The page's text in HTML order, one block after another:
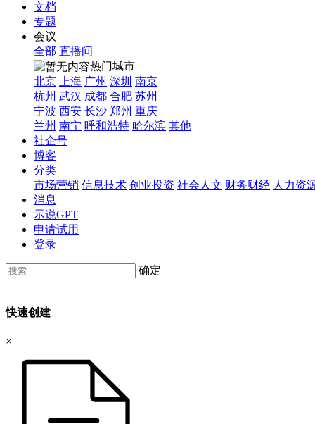
文档
专题
会议
全部 直播间
热门城市
北京
上海 广州 深圳 南京
杭州 武汉 成都 合肥 苏州
宁波 西安 长沙 郑州 重庆
兰州 南宁 呼和浩特 哈尔滨 其他
社企号
博客
分类
市场营销 信息技术 创业投资 社会人文 财务财经 人力资
消息
示说GPT
申请试用
登录
确定
快速创建
×